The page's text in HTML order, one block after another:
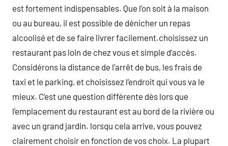
est fortement indispensables. Que l’on soit à la maison
ou au bureau, il est possible de dénicher un repas
alcoolisé et de se faire livrer facilement.choisissez un
restaurant pas loin de chez vous et simple d’accès.
Considérons la distance de l’arrêt de bus, les frais de
taxi et le parking, et choisissez l’endroit qui vous va le
mieux. C’est une question différente dès lors que
l’emplacement du restaurant est au bord de la rivière ou
avec un grand jardin. lorsqu cela arrive, vous pouvez
clairement choisir en fonction de vos choix. La plupart